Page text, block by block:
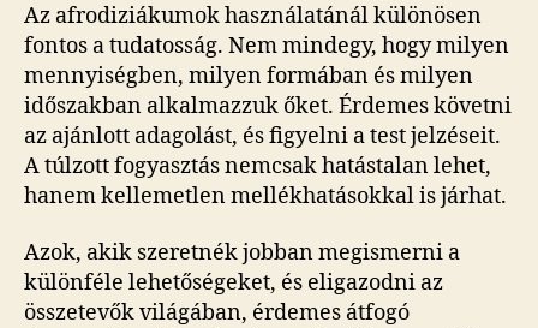
Az afrodiziákumok használatánál különösen
fontos a tudatosság. Nem mindegy, hogy milyen
mennyiségben, milyen formában és milyen
időszakban alkalmazzuk őket. Érdemes követni
az ajánlott adagolást, és figyelni a test jelzéseit.
A túlzott fogyasztás nemcsak hatástalan lehet,
hanem kellemetlen mellékhatásokkal is járhat.
Azok, akik szeretnék jobban megismerni a
különféle lehetőségeket, és eligazodni az
összetevők világában, érdemes átfogó